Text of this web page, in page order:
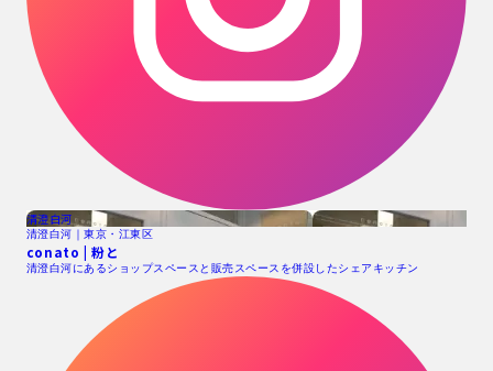
清澄白河
清澄白河｜東京・江東区
conato | 粉と
清澄白河にあるショップスペースと販売スペースを併設したシェアキッチン